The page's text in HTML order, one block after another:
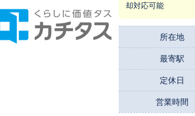
却対応可能
所在地
最寄駅
定休日
営業時間